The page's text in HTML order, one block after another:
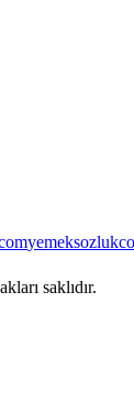
saklıdır.